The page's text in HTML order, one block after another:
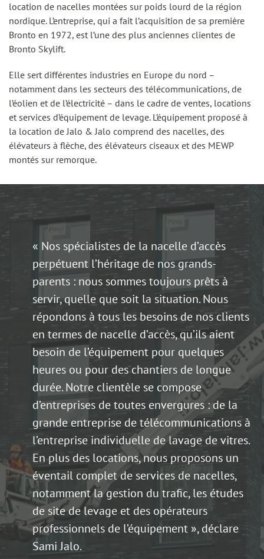
location de nacelles montées sur poids lourd de la région
nordique. L’entreprise, qui a fait l’acquisition de sa première
Bronto en 1972, est l’une des plus anciennes clientes de
Bronto Skylift.
Elle sert différentes industries en Europe du nord –
notamment dans les secteurs des télécommunications, de
l’éolien et de l’électricité – dans le cadre de ventes, locations
et services d’équipement de levage. L’équipement proposé à
la location de Jalo & Jalo comprend des nacelles, des
élévateurs à flèche, des élévateurs ciseaux et des MEWP
montés sur remorque.
« Nos spécialistes de la nacelle d’accès
perpétuent l’héritage de nos grands-
parents : nous sommes toujours prêts à
servir, quelle que soit la situation. Nous
répondons à tous les besoins de nos clients
en termes de nacelle d’accès, qu’ils aient
besoin de l’équipement pour quelques
heures ou pour des chantiers de longue
durée. Notre clientèle se compose
d’entreprises de toutes envergures : de la
grande entreprise de télécommunications à
l’entreprise individuelle de lavage de vitres.
En plus des locations, nous proposons un
éventail complet de services de nacelles,
notamment la gestion du trafic, les études
de site de levage et des opérateurs
professionnels de l’équipement », déclare
Sami Jalo.